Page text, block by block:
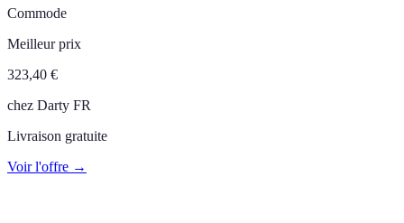
Commode
Meilleur prix
323,40 €
chez Darty FR
Livraison gratuite
Voir l'offre →